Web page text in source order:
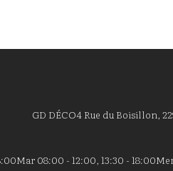
GD DÉCO4 Rue du Boisillon,
Mar 08:00 - 12:00, 13:30 - 18:00